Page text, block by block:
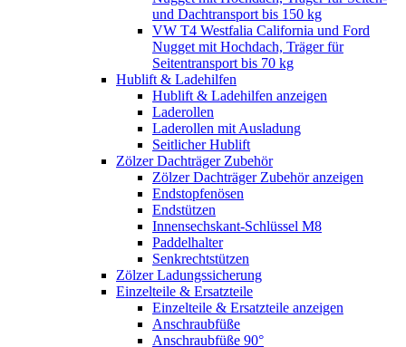
und Dachtransport bis 150 kg
VW T4 Westfalia California und Ford
Nugget mit Hochdach, Träger für
Seitentransport bis 70 kg
Hublift & Ladehilfen
Hublift & Ladehilfen anzeigen
Laderollen
Laderollen mit Ausladung
Seitlicher Hublift
Zölzer Dachträger Zubehör
Zölzer Dachträger Zubehör anzeigen
Endstopfenösen
Endstützen
Innensechskant-Schlüssel M8
Paddelhalter
Senkrechtstützen
Zölzer Ladungssicherung
Einzelteile & Ersatzteile
Einzelteile & Ersatzteile anzeigen
Anschraubfüße
Anschraubfüße 90°